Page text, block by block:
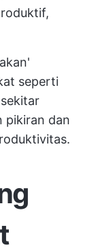
seperti
pikiran dan